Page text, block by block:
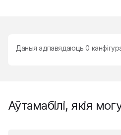
Даныя адпавядаюць0
Аўтамабілі, якія